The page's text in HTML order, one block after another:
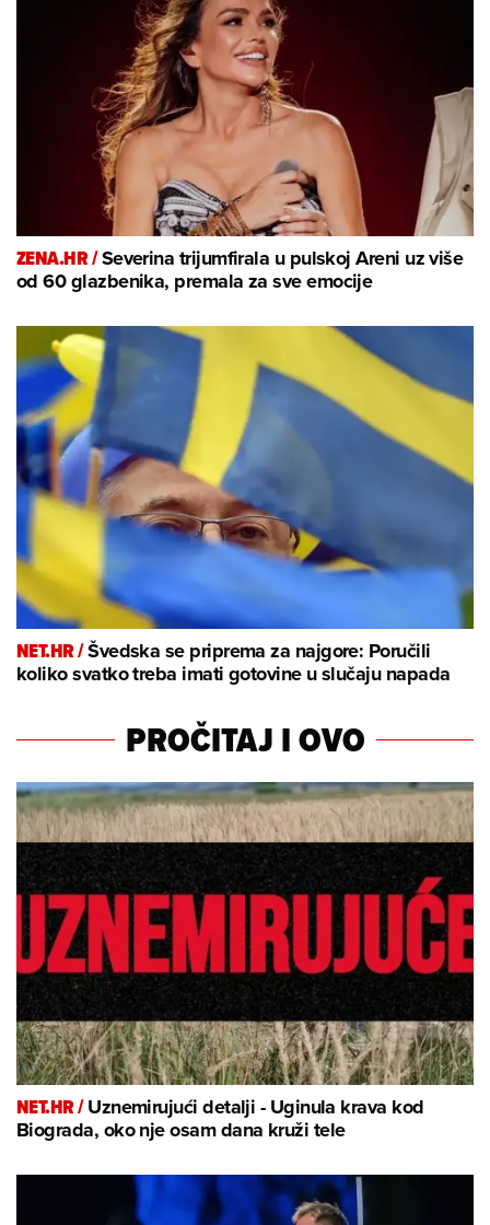
ZENA.HR /Severina trijumfirala u pulskoj Areni uz više
od 60 glazbenika, premala za sve emocije
NET.HR /Švedska se priprema za najgore: Poručili
koliko svatko treba imati gotovine u slučaju napada
PROČITAJ I OVO
NET.HR /Uznemirujući detalji - Uginula krava kod
Biograda, oko nje osam dana kruži tele